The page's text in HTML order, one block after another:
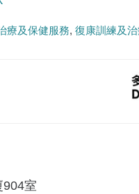
療及保健服務 復康訓練及
904室